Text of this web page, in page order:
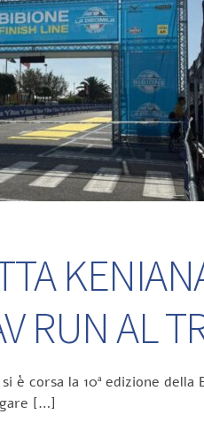
RUN AL
è corsa la 10ª edizione
[…]